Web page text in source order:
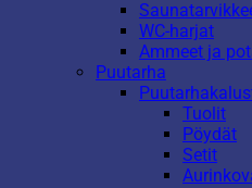
WC-harjat
Ammeet ja
Puutarha
Tuolit
Pöydät
Setit